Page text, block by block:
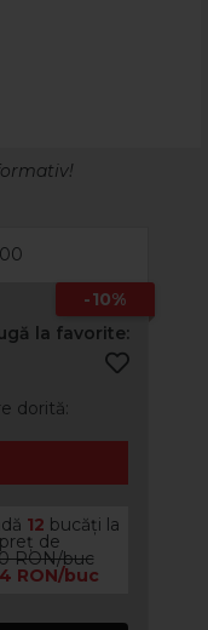
-10%
la favorite:
dorită:
12 bucăți la
preț de
RON/buc
RON/buc